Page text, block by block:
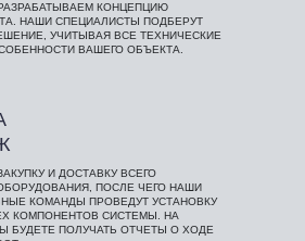
И ДОСТАВКУ ВСЕГО
ПОСЛЕ ЧЕГО НАШИ
КОМАНДЫ ПРОВЕДУТ УСТАНОВКУ
КОМПОНЕНТОВ СИСТЕМЫ. НА
БУДЕТЕ ПОЛУЧАТЬ ОТЧЕТЫ О ХОДЕ
КОНЦЕПЦИЮ
НАШИ СПЕЦИАЛИСТЫ ПОДБЕРУТ
УЧИТЫВАЯ ВСЕ ТЕХНИЧЕСКИЕ
ВАШЕГО ОБЪЕКТА.